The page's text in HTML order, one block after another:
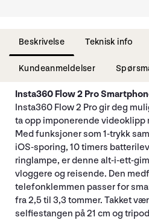
Beskrivelse Teknisk info
Kundeanmeldelser
Insta360 Flow 2 Pro
Insta360 Flow 2 Pro gir deg
ta opp imponerende
Med funksjoner som 1-trykk
iOS-sporing, 10 timers
ringlampe, er denne alt-i-ett-
vloggere og reisende. Den
telefonklemmen passer for
fra 2,5 til 3,3 tommer. Takket
selfiestangen på 21 cm og